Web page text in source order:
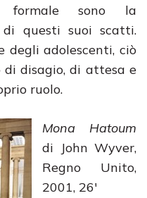
formale sono la
questi suoi scatti.
degli adolescenti, ciò
di disagio, di attesa e
ruolo.
Mona Hatoum
di John Wyver,
Regno Unito,
2001, 26′